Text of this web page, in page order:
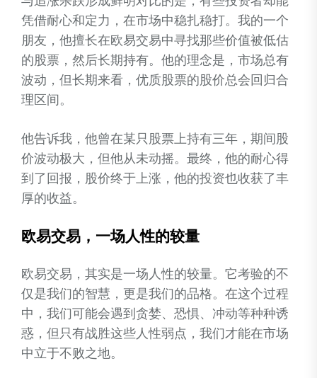
凭借耐心和定力，在市场中稳扎稳打。我的一个
朋友，他擅长在欧易交易中寻找那些价值被低估
的股票，然后长期持有。他的理念是，市场总有
波动，但长期来看，优质股票的股价总会回归合
理区间。
他告诉我，他曾在某只股票上持有三年，期间股
价波动极大，但他从未动摇。最终，他的耐心得
到了回报，股价终于上涨，他的投资也收获了丰
厚的收益。
欧易交易，一场人性的较量
欧易交易，其实是一场人性的较量。它考验的不
仅是我们的智慧，更是我们的品格。在这个过程
中，我们可能会遇到贪婪、恐惧、冲动等种种诱
惑，但只有战胜这些人性弱点，我们才能在市场
中立于不败之地。